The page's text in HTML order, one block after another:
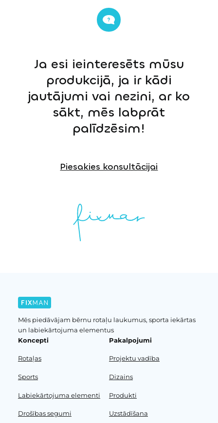
Ja esi ieinteresēts mūsu
produkcijā, ja ir kādi
jautājumi vai nezini, ar ko
sākt, mēs labprāt
palīdzēsim!
Piesakies konsultācijai
Mēs piedāvājam bērnu rotaļu laukumus, sporta iekārtas
un labiekārtojuma elementus
Koncepti
Rotaļas
Sports
Labiekārtojuma elementi
Drošības segumi
Pakalpojumi
Projektu vadība
Dizains
Produkti
Uzstādīšana